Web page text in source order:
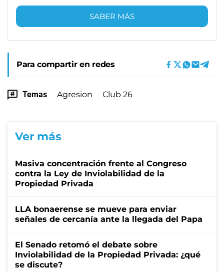
SABER MÁS
Para compartir en redes
Temas Agresion Club 26
Ver más
Masiva concentración frente al Congreso
contra la Ley de Inviolabilidad de la
Propiedad Privada
LLA bonaerense se mueve para enviar
señales de cercanía ante la llegada del Papa
El Senado retomó el debate sobre
Inviolabilidad de la Propiedad Privada: ¿qué
se discute?